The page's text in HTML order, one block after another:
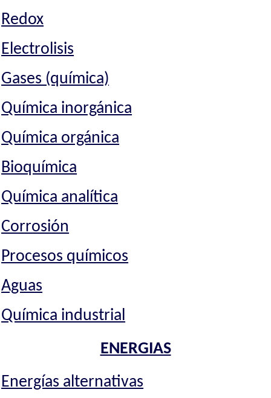
Redox
Electrolisis
Gases (química)
Química inorgánica
Química orgánica
Bioquímica
Química analítica
Corrosión
Procesos químicos
Aguas
Química industrial
ENERGIAS
Energías alternativas